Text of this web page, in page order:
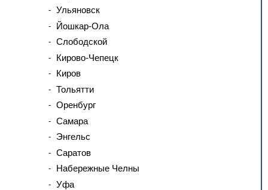
Ульяновск
Йошкар-Ола
Слободской
Кирово-Чепецк
Киров
Тольятти
Оренбург
Самара
Энгельс
Саратов
Набережные Челны
Уфа